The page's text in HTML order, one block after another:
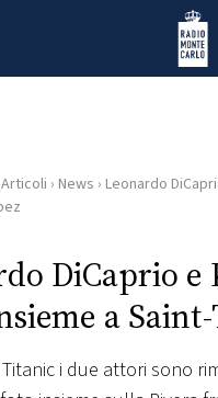
Articoli › News › Leonardo
DiCaprio e
a
i due attori sono